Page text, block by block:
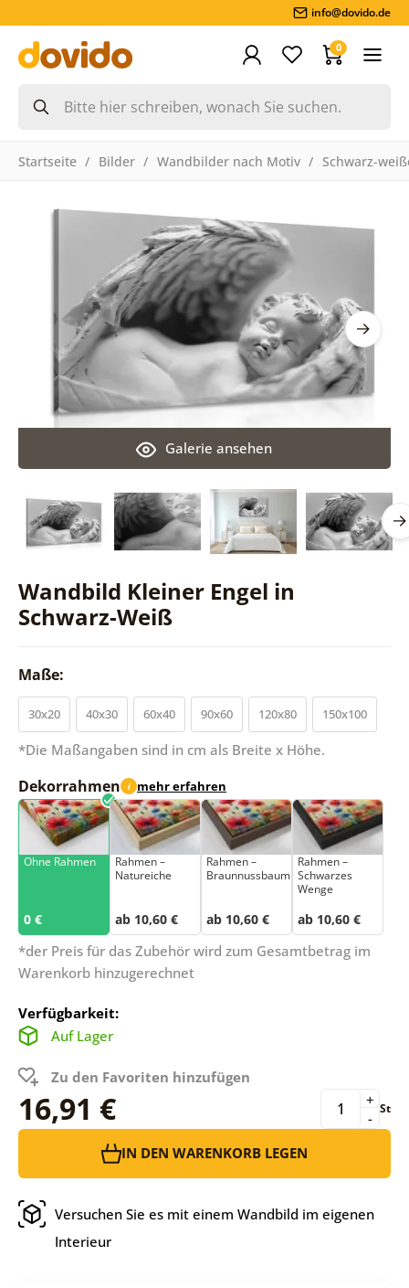
info@dovido.de
0
Startseite Bilder Wandbilder nach Motiv Schwarz-
Wandbild Kleiner Engel in
Schwarz-Weiß
Galerie ansehen
Maße:
30x20 40x30 60x40 90x60 120x80 150x100
*Die Maßangaben sind in cm als Breite x Höhe.
Dekorrahmen i mehr erfahren
Ohne Rahmen
0 €
Rahmen –
Natureiche
ab 10,60 €
Rahmen –
Braunnussbaum
ab 10,60 €
Rahmen –
Schwarzes
Wenge
ab 10,60 €
*der Preis für das Zubehör wird zum Gesamtbetrag im
Warenkorb hinzugerechnet
Verfügbarkeit:
Auf Lager
Zu den Favoriten hinzufügen
16,91 € -
+ St
IN DEN WARENKORB LEGEN
Versuchen Sie es mit einem Wandbild im eigenen
Interieur